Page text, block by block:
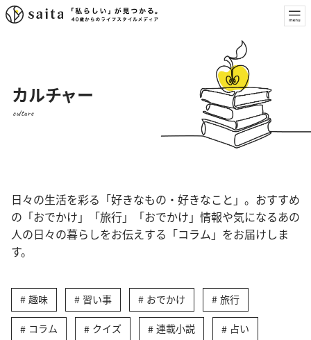
カルチャー
culture
日々の生活を彩る「好きなもの・好きなこと」。おすすめ
の「おでかけ」「旅行」「おでかけ」情報や気になるあの
人の日々の暮らしをお伝えする「コラム」をお届けしま
す。
趣味 習い事 おでかけ 旅行
コラム クイズ 連載小説 占い